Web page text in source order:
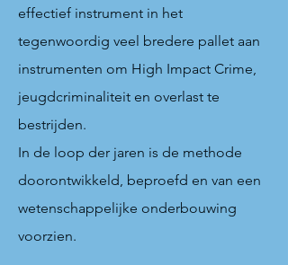
effectief instrument in het
tegenwoordig veel bredere pallet aan
instrumenten om High Impact Crime,
jeugdcriminaliteit en overlast te
bestrijden.
In de loop der jaren is de methode
doorontwikkeld, beproefd en van een
wetenschappelijke onderbouwing
voorzien.